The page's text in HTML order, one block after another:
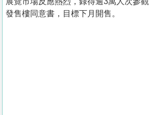
發售樓同意書，目標下月開售。